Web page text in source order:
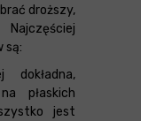
droższy,
są:
dokładna,
płaskich
jest